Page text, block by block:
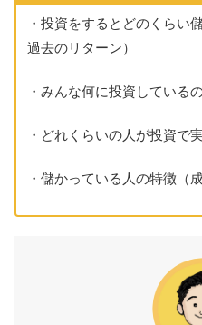
・投資をするとどのくらい
過去のリターン）
・みんな何に投資している
・どれくらいの人が投資で
・儲かっている人の特徴（